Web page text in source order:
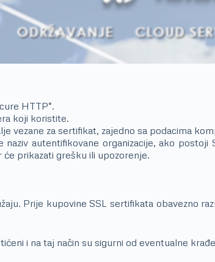
HTTP“.
koji koristite.
vezane za sertifikat, zajedno sa podacima
autentifikovane organizacije, ako
prikazati grešku ili upozorenje.
Prije kupovine SSL sertifikata obavezno
i na taj način su sigurni od eventualne